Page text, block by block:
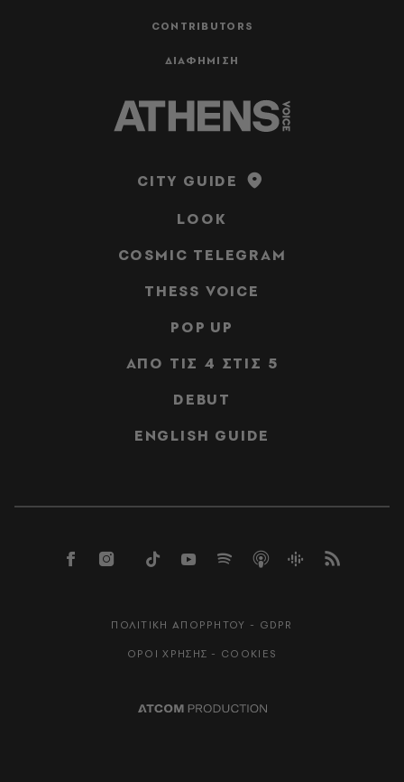
CONTRIBUTORS
ΔΙΑΦΗΜΙΣΗ
CITY GUIDE
LOOK
COSMIC TELEGRAM
THESS VOICE
POP UP
ΑΠΟ ΤΙΣ 4 ΣΤΙΣ 5
DEBUT
ENGLISH GUIDE
ΠΟΛΙΤΙΚΗ ΑΠΟΡΡΗΤΟΥ - GDPR
ΟΡΟΙ ΧΡΗΣΗΣ - COOKIES